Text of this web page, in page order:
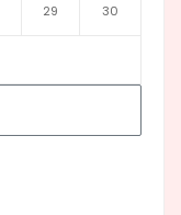
29 30